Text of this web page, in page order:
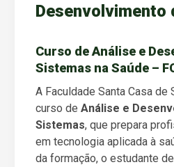
Desenvolvimento
Curso de Análise e
Sistemas na Saúde –
A Faculdade Santa Casa de
curso de Análise e
Sistemas, que prepara
em tecnologia aplicada à
da formação, o estudante